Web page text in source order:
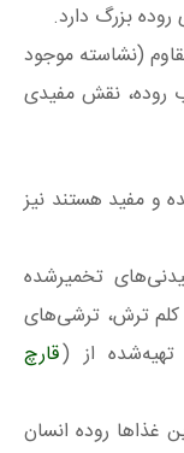
بزرگ دارد.
(نشاسته موجود
روده، نقش مفیدی
و مفید هستند نیز
تخمیرشده
کلم ترش، ترشی‌های
از (قارچ
غذاها روده انسان